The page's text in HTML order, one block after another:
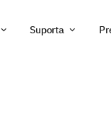
Suporta